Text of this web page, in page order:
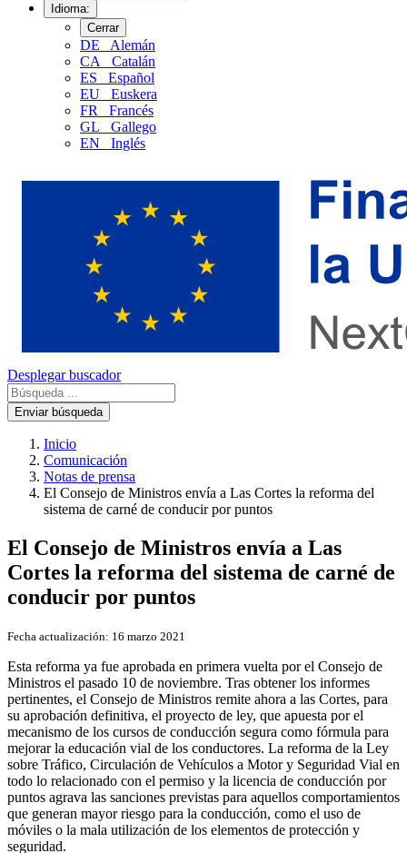
Idioma:
Cerrar
DE
Alemán
CA
Catalán
ES
Español
EU
Euskera
FR
Francés
GL
Gallego
EN
Inglés
Desplegar buscador
Enviar búsqueda
Inicio
Comunicación
Notas de prensa
El Consejo de Ministros envía a Las Cortes la reforma del
sistema de carné de conducir por puntos
El Consejo de Ministros envía a Las
Cortes la reforma del sistema de carné de
conducir por puntos
Fecha actualización: 16 marzo 2021
Esta reforma ya fue aprobada en primera vuelta por el Consejo de
Ministros el pasado 10 de noviembre. Tras obtener los informes
pertinentes, el Consejo de Ministros remite ahora a las Cortes, para
su aprobación definitiva, el proyecto de ley, que apuesta por el
mecanismo de los cursos de conducción segura como fórmula para
mejorar la educación vial de los conductores. La reforma de la Ley
sobre Tráfico, Circulación de Vehículos a Motor y Seguridad Vial en
todo lo relacionado con el permiso y la licencia de conducción por
puntos agrava las sanciones previstas para aquellos comportamientos
que generan mayor riesgo para la conducción, como el uso de
móviles o la mala utilización de los elementos de protección y
seguridad.